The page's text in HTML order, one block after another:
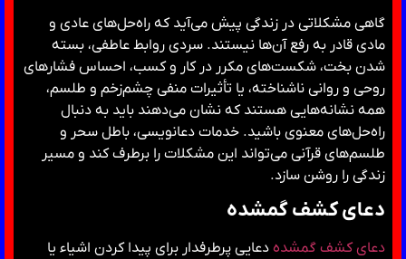
گاهی مشکلاتی در زندگی پیش می‌آید که راه‌حل‌های عادی و
مادی قادر به رفع آن‌ها نیستند. سردی روابط عاطفی، بسته
شدن بخت، شکست‌های مکرر در کار و کسب، احساس فشارهای
روحی و روانی ناشناخته، یا تأثیرات منفی چشم‌زخم و طلسم،
همه نشانه‌هایی هستند که نشان می‌دهند باید به دنبال
راه‌حل‌های معنوی باشید. خدمات دعانویسی، باطل سحر و
طلسم‌های قرآنی می‌تواند این مشکلات را برطرف کند و مسیر
زندگی را روشن سازد.
دعای کشف گمشده
دعای کشف گمشده دعایی پرطرفدار برای پیدا کردن اشیاء یا